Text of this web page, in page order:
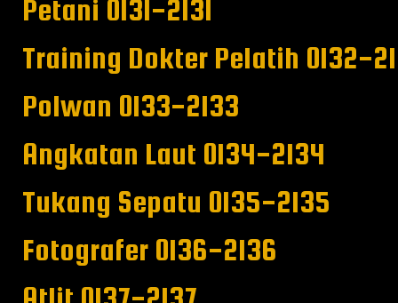
Petani 0131-2131
Training Dokter Pelatih 0132-
Polwan 0133-2133
Angkatan Laut 0134-2134
Tukang Sepatu 0135-2135
Fotografer 0136-2136